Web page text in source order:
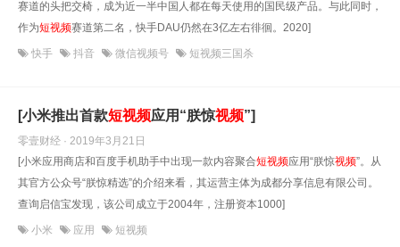
赛道的头把交椅，成为近一半中国人都在每天使用的国民级产品。与此同时，
作为短视频赛道第二名，快手DAU仍然在3亿左右徘徊。2020]
快手 抖音 微信视频号 短视频三国杀
[小米推出首款短视频应用“朕惊视频”]
零壹财经 · 2019年3月21日
[小米应用商店和百度手机助手中出现一款内容聚合短视频应用“朕惊视频”。从
其官方公众号“朕惊精选”的介绍来看，其运营主体为成都分享信息有限公司。
查询启信宝发现，该公司成立于2004年，注册资本1000]
小米 应用 短视频